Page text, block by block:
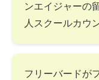
ンエイジャーの
人スクールカウ
フリーバードが